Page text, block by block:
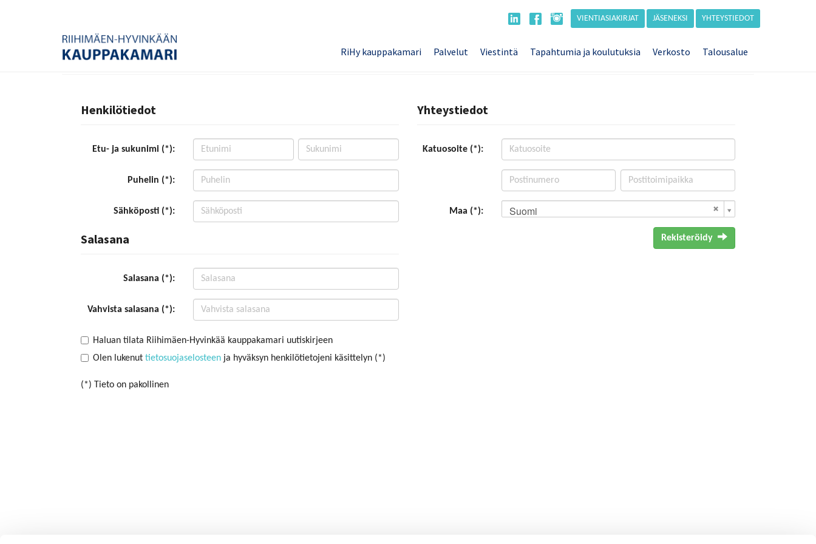
VIENTIASIAKIRJAT JÄSENEKSI YHTEYSTIEDOT
RiHy kauppakamari Palvelut Viestintä Tapahtumia ja koulutuksia Verkosto Talousalue
Henkilötiedot
Etu- ja sukunimi (*):
Puhelin (*):
Sähköposti (*):
Salasana
Salasana (*):
Vahvista salasana (*):
Yhteystiedot
Katuosoite (*):
Maa (*): Suomi
Rekisteröidy
Haluan tilata Riihimäen-Hyvinkää kauppakamari uutiskirjeen
Olen lukenut tietosuojaselosteen ja hyväksyn henkilötietojeni käsittelyn (*)
(*) Tieto on pakollinen